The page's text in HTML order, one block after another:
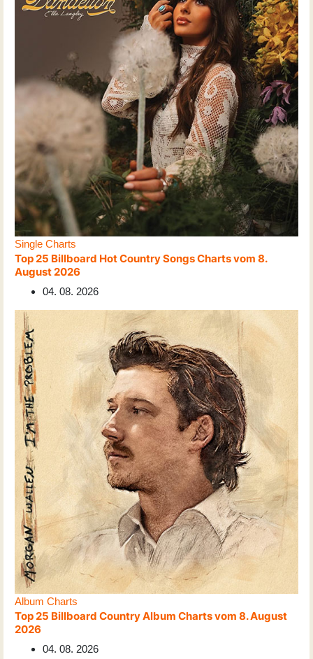
Single Charts
Top 25 Billboard Hot Country Songs Charts vom 8.
August 2026
04. 08. 2026
Album Charts
Top 25 Billboard Country Album Charts vom 8. August
2026
04. 08. 2026